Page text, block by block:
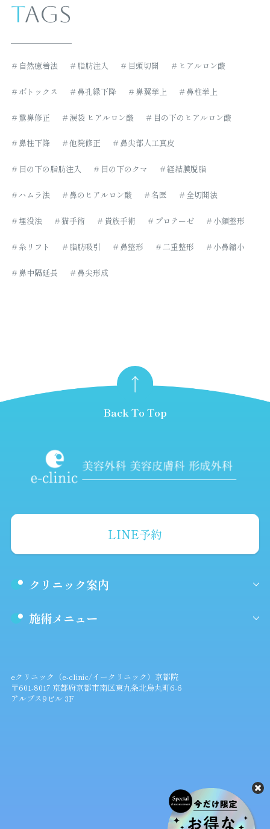
Tags
＃自然癒着法 ＃脂肪注入 ＃目頭切開 ＃ヒアルロン酸
＃ボトックス ＃鼻孔縁下降 ＃鼻翼挙上 ＃鼻柱挙上
＃鷲鼻修正 ＃涙袋 ヒアルロン酸 ＃目の下のヒアルロン酸
＃鼻柱下降 ＃他院修正 ＃鼻尖部人工真皮
＃目の下の脂肪注入 ＃目の下のクマ ＃経結膜脱脂
＃ハムラ法 ＃鼻のヒアルロン酸 ＃名医 ＃全切開法
＃埋没法 ＃猫手術 ＃貴族手術 ＃プロテーゼ ＃小顔整形
＃糸リフト ＃脂肪吸引 ＃鼻整形 ＃二重整形 ＃小鼻縮小
＃鼻中隔延長 ＃鼻尖形成
LINE予約
クリニック案内
施術メニュー
eクリニック（e-clinic/イークリニック）京都院
〒601-8017 京都府京都市南区東九条北烏丸町6-6
アルプス9ビル 3F
Back To Top